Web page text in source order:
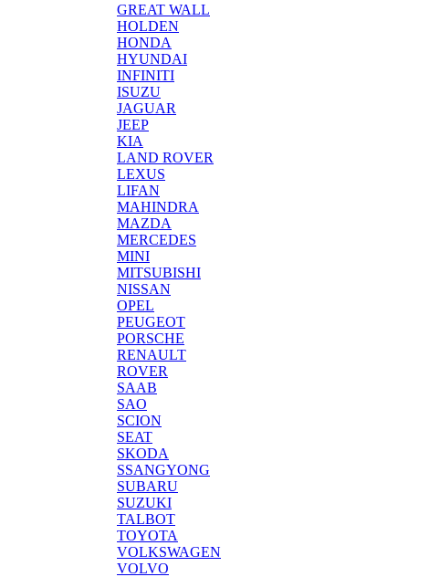
GREAT WALL
HOLDEN
HONDA
HYUNDAI
INFINITI
ISUZU
JAGUAR
JEEP
KIA
LAND ROVER
LEXUS
LIFAN
MAHINDRA
MAZDA
MERCEDES
MINI
MITSUBISHI
NISSAN
OPEL
PEUGEOT
PORSCHE
RENAULT
ROVER
SAAB
SAO
SCION
SEAT
SKODA
SSANGYONG
SUBARU
SUZUKI
TALBOT
TOYOTA
VOLKSWAGEN
VOLVO